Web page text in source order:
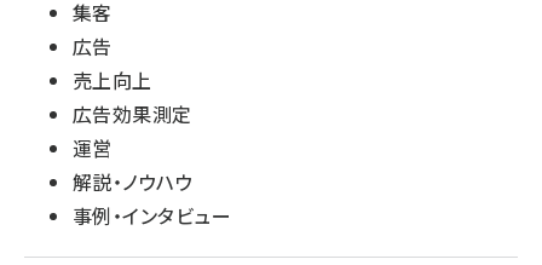
集客
広告
売上向上
広告効果測定
運営
解説・ノウハウ
事例・インタビュー